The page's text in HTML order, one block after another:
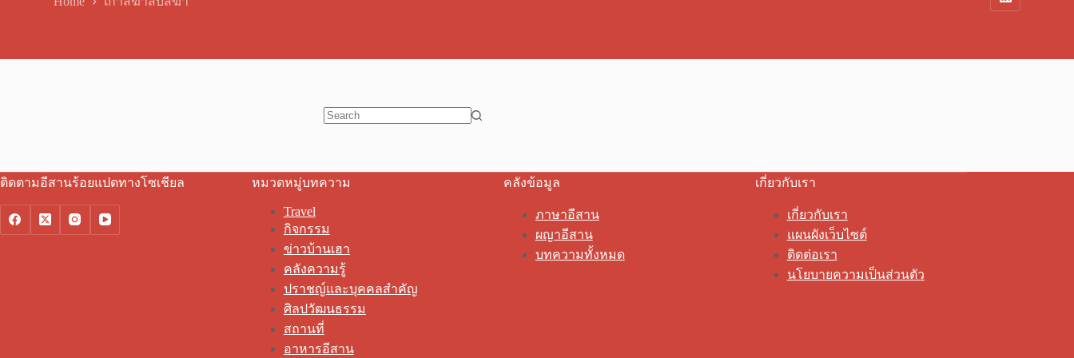
ติดตามอีสานร้อยแปดทางโซเชียล หมวดหมู่บทความ
Travel
กิจกรรม
ข่าวบ้านเฮา
คลังความรู้
ปราชญ์และบุคคลสำคัญ
ศิลปวัฒนธรรม
สถานที่
อาหารอีสาน
คลังข้อมูล
ภาษาอีสาน
ผญาอีสาน
บทความทั้งหมด
เกี่ยวกับเรา
เกี่ยวกับเรา
แผนผังเว็บไซต์
ติดต่อเรา
นโยบายความเป็นส่วนตัว